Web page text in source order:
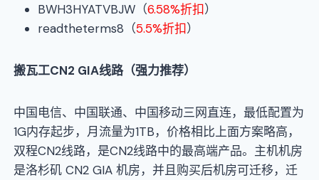
BWH3HYATVBJW（6.58%折扣）
readtheterms8（5.5%折扣）
搬瓦工CN2 GIA线路（强力推荐）
中国电信、中国联通、中国移动三网直连，最低配置为
1G内存起步，月流量为1TB，价格相比上面方案略高，
双程CN2线路，是CN2线路中的最高端产品。主机机房
是洛杉矶 CN2 GIA 机房，并且购买后机房可迁移，迁